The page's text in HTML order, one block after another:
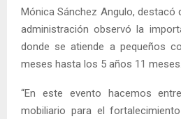
Mónica Sánchez Angulo, destacó
administración observó la
donde se atiende a pequeños
meses hasta los 5 años 11 meses.
“En este evento hacemos
mobiliario para el